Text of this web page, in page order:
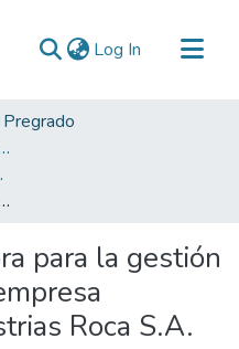
Log In (current)
Pregrado
y Diseño
empresa Almacenes e Industrias Roca S.A.
para la gestión
Roca S.A.